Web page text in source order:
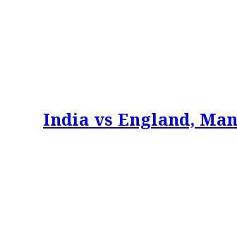
India vs England,